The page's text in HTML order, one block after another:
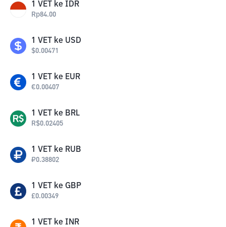
1 VET ke IDR
Rp84.00
1 VET ke USD
$0.00471
1 VET ke EUR
€0.00407
1 VET ke BRL
R$0.02405
1 VET ke RUB
₽0.38802
1 VET ke GBP
£0.00349
1 VET ke INR